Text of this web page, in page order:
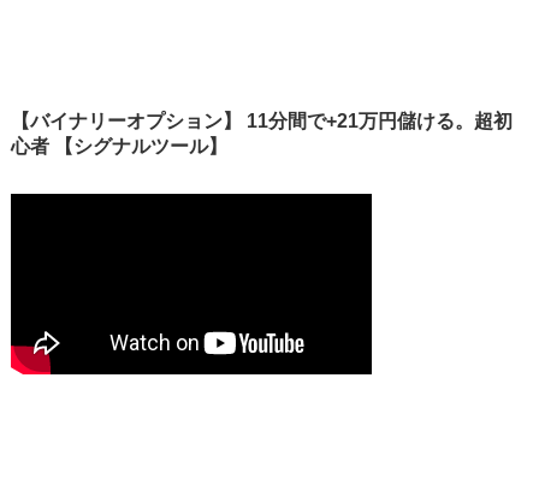
【バイナリーオプション】 11分間で+21万円儲ける。超初
心者 【シグナルツール】